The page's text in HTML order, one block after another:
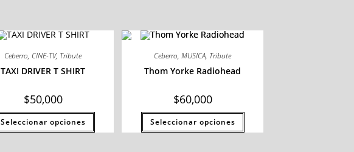
Ceberro, CINE-TV, Tribute
TAXI DRIVER T SHIRT
$50,000
Seleccionar opciones
Ceberro,MUSICA, Tribute
Thom Yorke Radiohead
$60,000
Seleccionar opciones